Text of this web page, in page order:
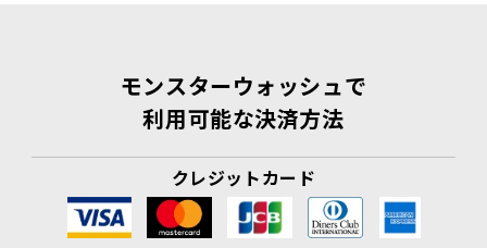
モンスターウォッシュで
利用可能な決済方法
クレジットカード